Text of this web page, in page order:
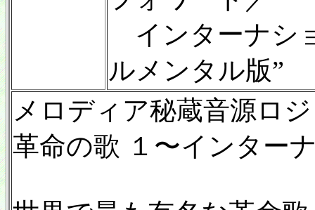
インターナシ
ルメンタル版”
メロディア秘蔵音源ロ
革命の歌 １〜インター